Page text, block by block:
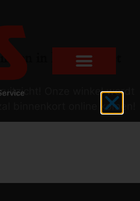
in het verschiet
Onze winkel wordt
binnenkort online komen!